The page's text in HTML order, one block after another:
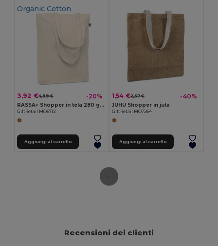
Organic Cotton
3,92 €4,89 € -20%
RASSA+ Shopper in tela 280 gr/m²
GiftRetail MO6712
Aggiungi al carrello
1,54 €2,57 € -40%
JUHU Shopper in juta
GiftRetail MO7264
Aggiungi al carrello
Recensioni dei clienti